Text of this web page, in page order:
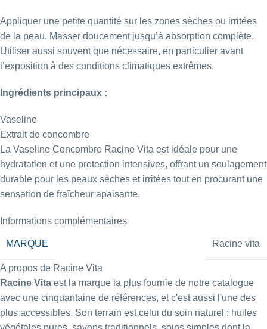
Appliquer une petite quantité sur les zones sèches ou irritées
de la peau. Masser doucement jusqu’à absorption complète.
Utiliser aussi souvent que nécessaire, en particulier avant
l’exposition à des conditions climatiques extrêmes.
Ingrédients principaux :
Vaseline
Extrait de concombre
La Vaseline Concombre Racine Vita est idéale pour une
hydratation et une protection intensives, offrant un soulagement
durable pour les peaux sèches et irritées tout en procurant une
sensation de fraîcheur apaisante.
Informations complémentaires
MARQUE Racine vita
A propos de Racine Vita
Racine Vita est la marque la plus fournie de notre catalogue
avec une cinquantaine de références, et c'est aussi l'une des
plus accessibles. Son terrain est celui du soin naturel : huiles